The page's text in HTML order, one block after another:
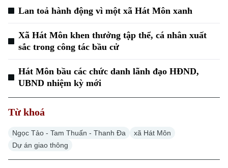
Lan toả hành động vì một xã Hát Môn xanh
Xã Hát Môn khen thưởng tập thể, cá nhân xuất
sắc trong công tác bầu cử
Hát Môn bầu các chức danh lãnh đạo HĐND,
UBND nhiệm kỳ mới
Từ khoá
Ngọc Tảo - Tam Thuấn - Thanh Đa
xã Hát Môn
Dự án giao thông